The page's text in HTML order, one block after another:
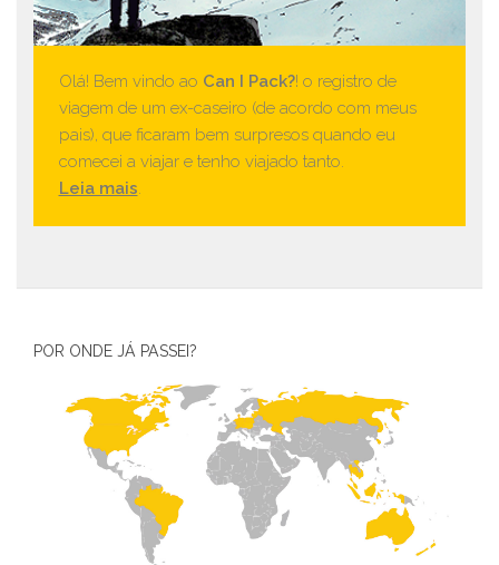
Olá! Bem vindo ao Can I Pack?! o registro de
viagem de um ex-caseiro (de acordo com meus
pais), que ficaram bem surpresos quando eu
comecei a viajar e tenho viajado tanto.
Leia mais.
POR ONDE JÁ PASSEI?